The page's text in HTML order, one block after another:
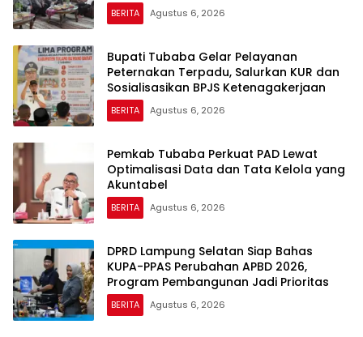
BERITA Agustus 6, 2026
Bupati Tubaba Gelar Pelayanan
Peternakan Terpadu, Salurkan KUR dan
Sosialisasikan BPJS Ketenagakerjaan
BERITA Agustus 6, 2026
Pemkab Tubaba Perkuat PAD Lewat
Optimalisasi Data dan Tata Kelola yang
Akuntabel
BERITA Agustus 6, 2026
DPRD Lampung Selatan Siap Bahas
KUPA-PPAS Perubahan APBD 2026,
Program Pembangunan Jadi Prioritas
BERITA Agustus 6, 2026